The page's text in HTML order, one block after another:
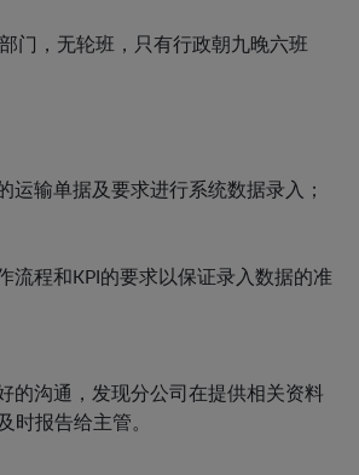
门，无轮班，只有行政朝九晚六班
运输单据及要求进行系统数据录入；
流程和KPI的要求以保证录入数据的准
的沟通，发现分公司在提供相关资料
时报告给主管。